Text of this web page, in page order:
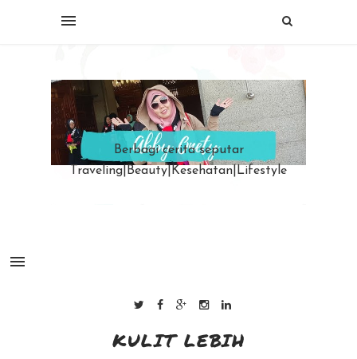
Berbagi cerita seputar
Traveling|Beauty|Kesehatan|Lifestyle
KULIT LEBIH